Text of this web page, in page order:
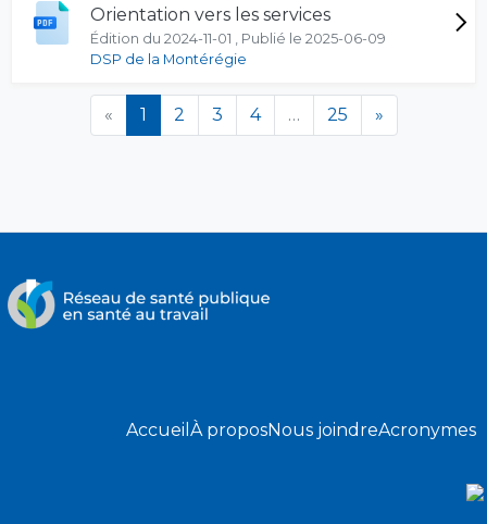
Orientation vers les services
Édition du 2024-11-01 , Publié le 2025-06-09
DSP de la Montérégie
« 1 (en cours)
2 3 4 … 25 »
Accueil À proposNous joindreAcronymes